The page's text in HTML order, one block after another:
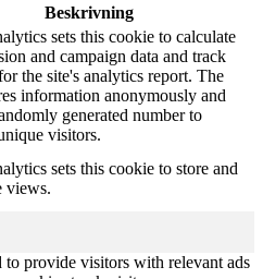
Beskrivning
sets this cookie to calculate
and campaign data and track
the site's analytics report. The
information anonymously and
generated number to
visitors.
sets this cookie to store and
views.
to provide visitors with relevant ads